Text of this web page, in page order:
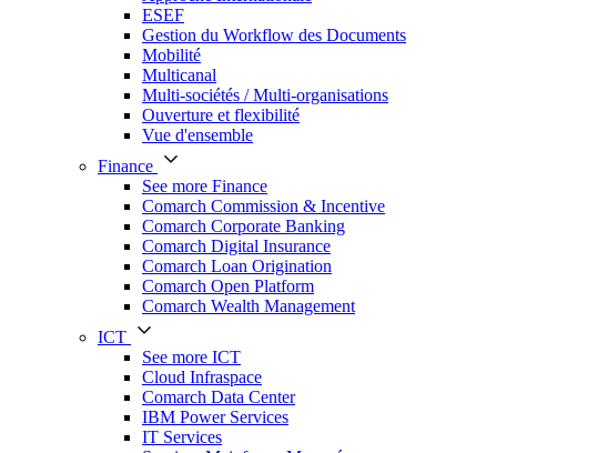
ESEF
Gestion du Workflow des Documents
Mobilité
Multicanal
Multi-sociétés / Multi-organisations
Ouverture et flexibilité
Vue d'ensemble
Finance
See more Finance
Comarch Commission & Incentive
Comarch Corporate Banking
Comarch Digital Insurance
Comarch Loan Origination
Comarch Open Platform
Comarch Wealth Management
ICT
See more ICT
Cloud Infraspace
Comarch Data Center
IBM Power Services
IT Services